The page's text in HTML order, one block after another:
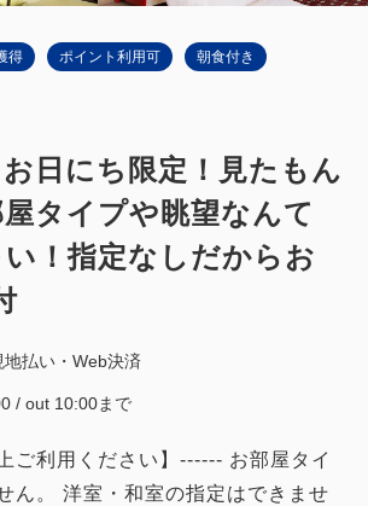
得 ポイント利用可 朝食付き
お日にち限定！見たもん
タイプや眺望なんて
！指定なしだからお
地払い・Web決済
/ out 10:00まで
ご利用ください】------ お部屋タイ
ん。 洋室・和室の指定はできませ